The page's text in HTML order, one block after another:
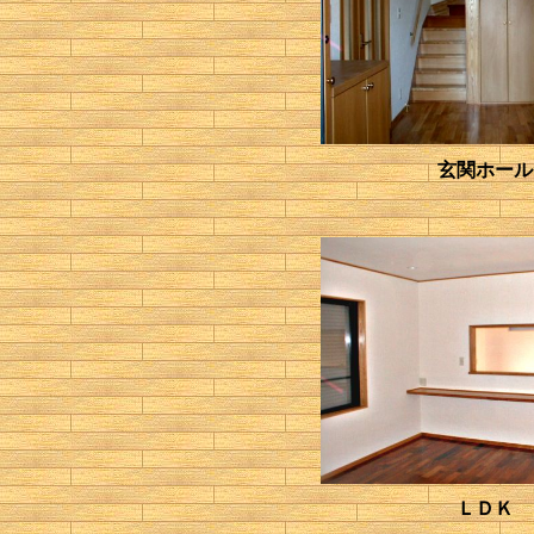
玄関ホール
ＬＤＫ